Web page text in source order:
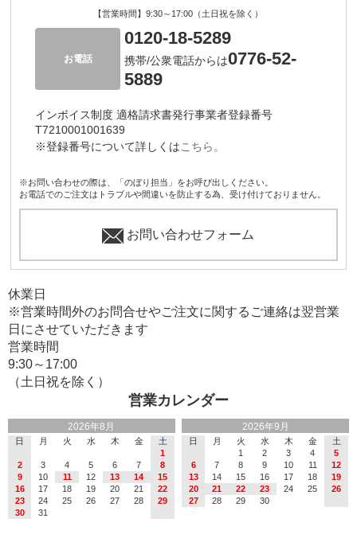
【営業時間】9:30～17:00（土日祝を除く）
お電話
0120-18-5289
携帯/公衆電話からは0776-52-
5889
インボイス制度 適格請求書発行事業者登録番号
T7210001001639
※登録番号について詳しくはこちら。
※お問い合わせの際は、「のぼり担当」をお呼び出しください。
お電話でのご注文はトラブルや間違いを防止する為、受け付けておりません。
お問い合わせフォーム
営業カレンダー
2026年8月
日 月 火 水 木 金
土
1
2
3 4 5 6 7
8
9
10 11 12 13 14
15
16
17 18 19 20 21
22
23
24 25 26 27 28
29
30
31
2026年9月
日 月 火 水 木 金
土
1
2 3 4
5
6
7 8 9 10 11
12
13
14 15 16 17 18
19
20
21 22 23 24 25
26
27
28 29 30
休業日
※営業時間外のお問合せやご注文に関するご連絡は翌営業
日にさせていただきます
営業時間
9:30～17:00
（土日祝を除く）